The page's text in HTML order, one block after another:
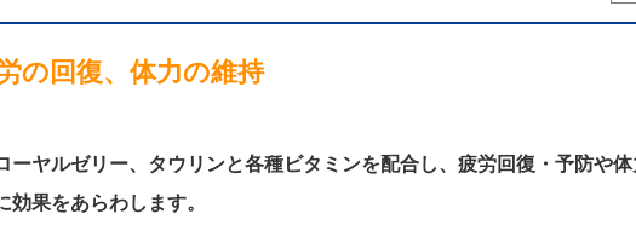
の回復、体力の維持
ーヤルゼリー、タウリンと各種ビタミンを配合し、疲労回復・予防や
効果をあらわします。